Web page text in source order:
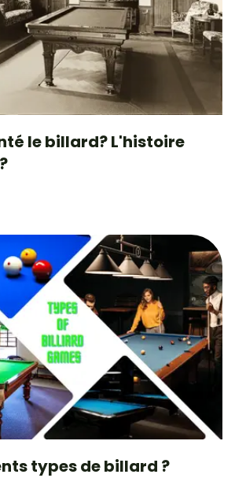
le billard? L'histoire
types de billard ?